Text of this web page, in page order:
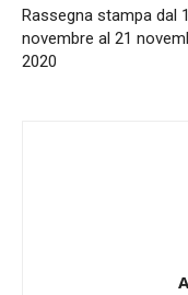
Rassegna stampa dal
novembre al 21
2020